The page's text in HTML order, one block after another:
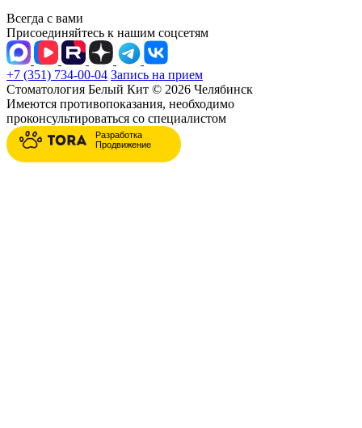
Всегда с вами
Присоединяйтесь к нашим соцсетям
+7 (351) 734-00-04 Запись на прием
Стоматология Белый Кит © 2026 Челябинск
Имеются противопоказания, необходимо
проконсультироваться со специалистом
Разработка
Продвижение